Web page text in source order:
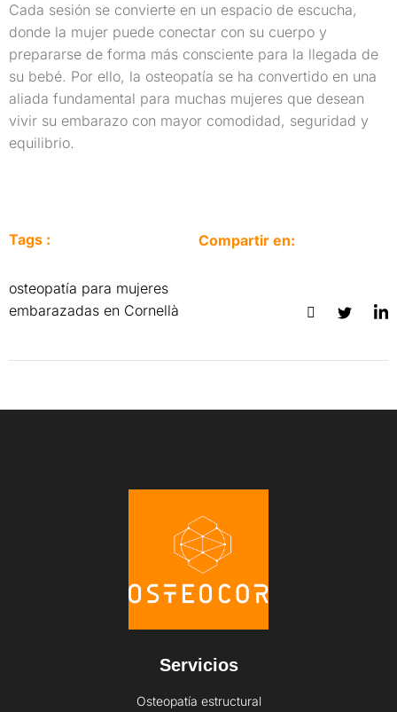
Cada sesión se convierte en un espacio de escucha,
donde la mujer puede conectar con su cuerpo y
prepararse de forma más consciente para la llegada de
su bebé. Por ello, la osteopatía se ha convertido en una
aliada fundamental para muchas mujeres que desean
vivir su embarazo con mayor comodidad, seguridad y
equilibrio.
Tags :
osteopatía para mujeres
embarazadas en Cornellà
Compartir en:
Servicios
Osteopatía estructural